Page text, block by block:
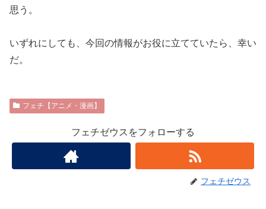
思う。
いずれにしても、今回の情報がお役に立てていたら、幸い
だ。
フェチ【アニメ・漫画】
フェチゼウスをフォローする
フェチゼウス